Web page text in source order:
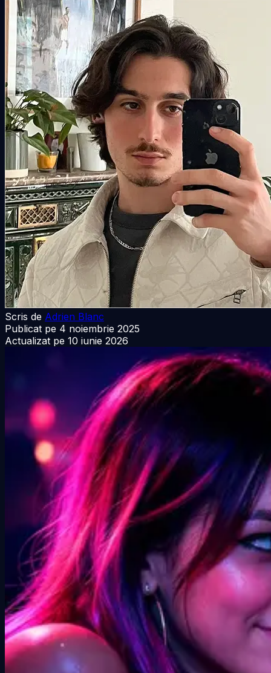
Scris de Adrien Blanc
Publicat pe 4 noiembrie 2025
Actualizat pe 10 iunie 2026